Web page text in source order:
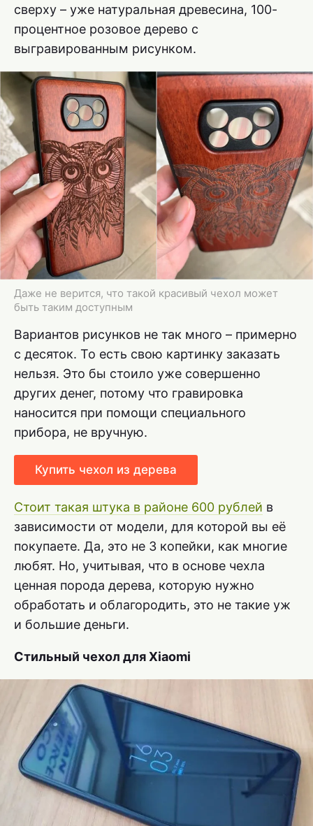
сверху – уже натуральная древесина, 100-
процентное розовое дерево с
выгравированным рисунком.
Даже не верится, что такой красивый чехол может
быть таким доступным
Вариантов рисунков не так много – примерно
с десяток. То есть свою картинку заказать
нельзя. Это бы стоило уже совершенно
других денег, потому что гравировка
наносится при помощи специального
прибора, не вручную.
Купить чехол из дерева
Стоит такая штука в районе 600 рублей в
зависимости от модели, для которой вы её
покупаете. Да, это не 3 копейки, как многие
любят. Но, учитывая, что в основе чехла
ценная порода дерева, которую нужно
обработать и облагородить, это не такие уж
и большие деньги.
Стильный чехол для Xiaomi